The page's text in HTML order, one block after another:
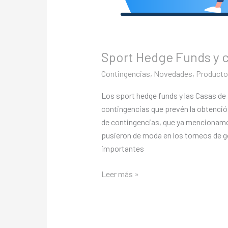
Sport Hedge Funds y
Contingencias, Novedades,
Los sport hedge funds y las Casas
contingencias que prevén la
de contingencias, que ya
pusieron de moda en los torneos de
importantes
Leer más »